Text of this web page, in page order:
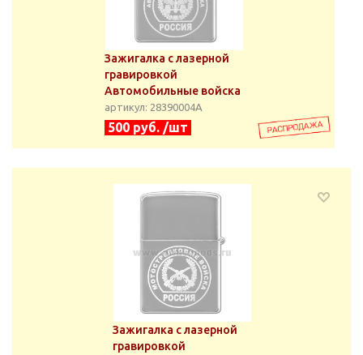
Зажигалка с лазерной
гравировкой
Автомобильные войска
артикул: 28390004А
500 руб. /шт
Зажигалка с лазерной
гравировкой